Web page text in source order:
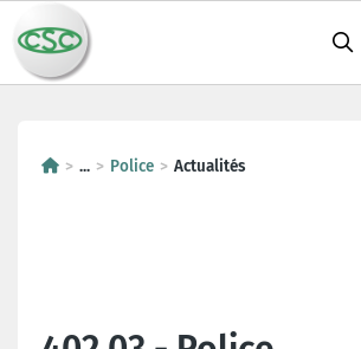
... Police Actualités